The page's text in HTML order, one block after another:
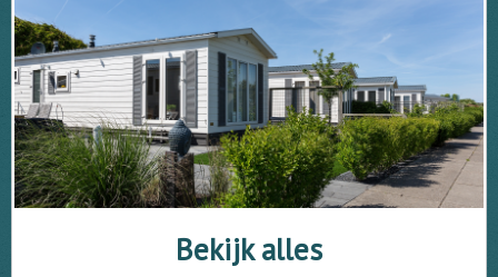
Bekijk alles